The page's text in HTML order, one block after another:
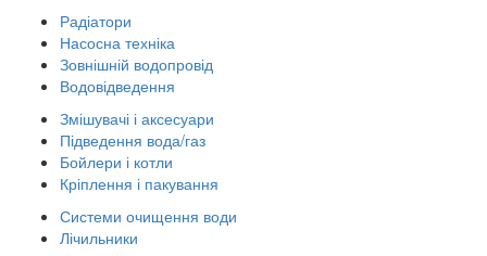
Радіатори
Насосна техніка
Зовнішній водопровід
Водовідведення
Змішувачі і аксесуари
Підведення вода/газ
Бойлери і котли
Кріплення і пакування
Системи очищення води
Лічильники